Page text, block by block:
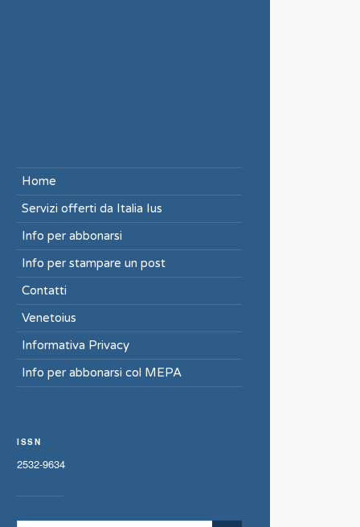
Home
Servizi offerti da Italia Ius
Info per abbonarsi
Info per stampare un post
Contatti
Venetoius
Informativa Privacy
Info per abbonarsi col MEPA
ISSN
2532-9634